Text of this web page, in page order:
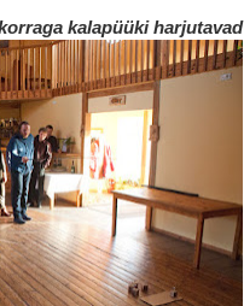
kalapüüki harjutavad